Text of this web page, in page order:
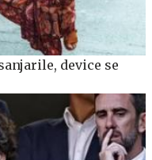
device se